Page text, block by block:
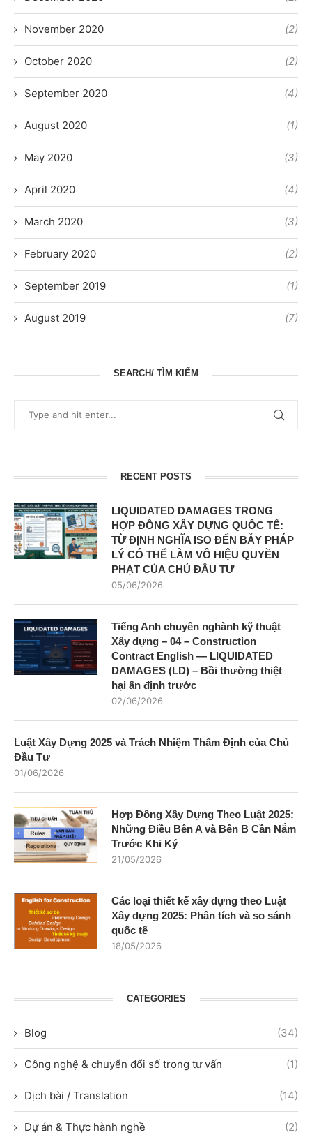
November 2020 (2)
October 2020 (2)
September 2020 (4)
August 2020 (1)
May 2020 (3)
April 2020 (4)
March 2020 (3)
February 2020 (2)
September 2019 (1)
August 2019 (7)
SEARCH/ TÌM KIẾM
RECENT POSTS
LIQUIDATED DAMAGES TRONG
HỢP ĐỒNG XÂY DỰNG QUỐC TẾ:
TỪ ĐỊNH NGHĨA ISO ĐẾN BẪY PHÁP
LÝ CÓ THỂ LÀM VÔ HIỆU QUYỀN
PHẠT CỦA CHỦ ĐẦU TƯ
05/06/2026
Tiếng Anh chuyên nghành kỹ thuật
Xây dựng – 04 – Construction
Contract English — LIQUIDATED
DAMAGES (LD) – Bồi thường thiệt
hại ấn định trước
02/06/2026
Luật Xây Dựng 2025 và Trách Nhiệm Thẩm Định của Chủ
Đầu Tư
01/06/2026
Hợp Đồng Xây Dựng Theo Luật 2025:
Những Điều Bên A và Bên B Cần Nắm
Trước Khi Ký
21/05/2026
Các loại thiết kế xây dựng theo Luật
Xây dựng 2025: Phân tích và so sánh
quốc tế
18/05/2026
CATEGORIES
Blog (34)
Công nghệ & chuyển đổi số trong tư vấn (1)
Dịch bài / Translation (14)
Dự án & Thực hành nghề (2)